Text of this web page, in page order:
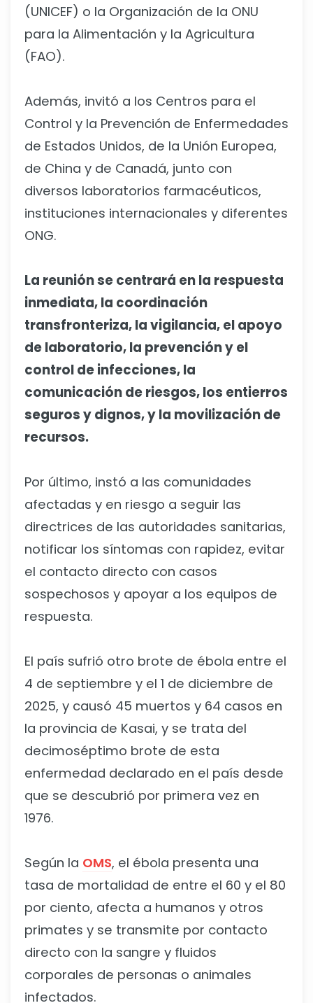
(UNICEF) o la Organización de la ONU
para la Alimentación y la Agricultura
(FAO).
Además, invitó a los Centros para el
Control y la Prevención de Enfermedades
de Estados Unidos, de la Unión Europea,
de China y de Canadá, junto con
diversos laboratorios farmacéuticos,
instituciones internacionales y diferentes
ONG.
La reunión se centrará en la respuesta
inmediata, la coordinación
transfronteriza, la vigilancia, el apoyo
de laboratorio, la prevención y el
control de infecciones, la
comunicación de riesgos, los entierros
seguros y dignos, y la movilización de
recursos.
Por último, instó a las comunidades
afectadas y en riesgo a seguir las
directrices de las autoridades sanitarias,
notificar los síntomas con rapidez, evitar
el contacto directo con casos
sospechosos y apoyar a los equipos de
respuesta.
El país sufrió otro brote de ébola entre el
4 de septiembre y el 1 de diciembre de
2025, y causó 45 muertos y 64 casos en
la provincia de Kasai, y se trata del
decimoséptimo brote de esta
enfermedad declarado en el país desde
que se descubrió por primera vez en
1976.
Según la OMS, el ébola presenta una
tasa de mortalidad de entre el 60 y el 80
por ciento, afecta a humanos y otros
primates y se transmite por contacto
directo con la sangre y fluidos
corporales de personas o animales
infectados.